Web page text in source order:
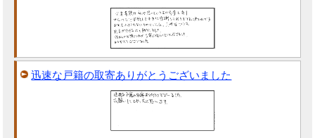
迅速な戸籍の取寄ありがとうございました